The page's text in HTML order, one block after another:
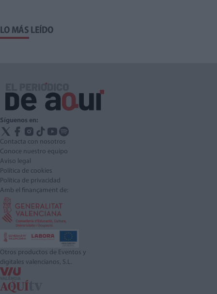
LO MÁS LEÍDO
Síguenos en:
Contacta con nosotros
Conoce nuestro equipo
Aviso legal
Política de cookies
Política de privacidad
Amb el finançament de:
Otros productos de Eventos y
digitales valencianos, S.L.